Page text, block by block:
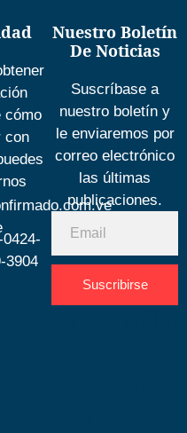
cómo
con
3904
Nuestro Boletín
De Noticias
Suscríbase a
nuestro boletín y
le enviaremos por
correo electrónico
las últimas
publicaciones.
Suscribirse